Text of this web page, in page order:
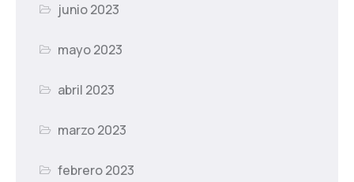
junio 2023
mayo 2023
abril 2023
marzo 2023
febrero 2023